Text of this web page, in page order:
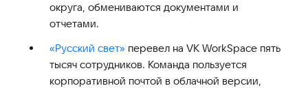
округа, обмениваются документами и
отчетами.
«Русский свет» перевел на VK WorkSpace пять
тысяч сотрудников. Команда пользуется
корпоративной почтой в облачной версии,